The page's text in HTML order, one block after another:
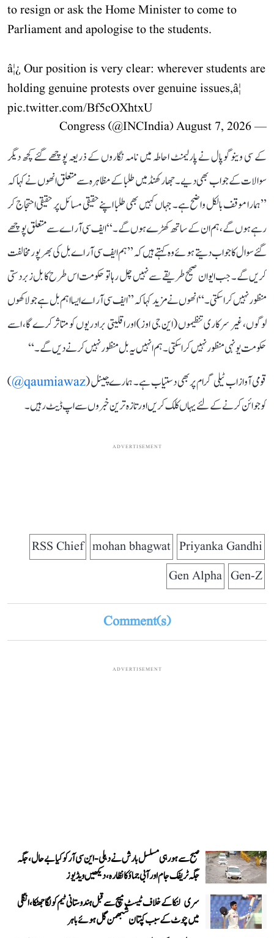
to resign or ask the Home Minister to come to
Parliament and apologise to the students.
â¦¿ Our position is very clear: wherever students are
holding genuine protests over genuine issues,â¦
pic.twitter.com/Bf5cOXhtxU
— Congress (@INCIndia)
August 7, 2026
کے سی وینوگوپال نے پارلیمنٹ احاطہ میں نامہ نگاروں کے ذریعہ پوچھے گئے کچھ دیگر
سوالات کے جواب بھی دیے۔ جھارکھنڈ میں طلبا کے مظاہرہ سے متعلق انھوں نے کہا کہ
’’ہمارا موقف بالکل واضح ہے۔ جہاں کہیں بھی طلبا اپنے حقیقی مسائل پر حقیقی احتجاج کر
رہے ہوں گے، ہم ان کے ساتھ کھڑے ہوں گے۔‘‘ ایف سی آر اے سے متعلق پوچھے
گئے سوال کا جواب دیتے ہوئے وہ کہتے ہیں کہ ’’ہم ایف سی آر اے بل کی بھرپور مخالفت
کریں گے۔ جب ایوان صحیح طریقے سے نہیں چل رہا تو حکومت اس طرح کا بل زبردستی
منظور نہیں کرا سکتی۔‘‘ انھوں نے مزید کہا کہ ’’ایف سی آر اے ایسا اہم بل ہے جو لاکھوں
لوگوں، غیر سرکاری تنظیموں (این جی اوز) اور اقلیتی برادریوں کو متاثر کرے گا، اسے
حکومت یونہی منظور نہیں کرا سکتی۔ ہم انہیں یہ بل منظور نہیں کرنے دیں گے۔‘‘
قومی آواز اب ٹیلی گرام پر بھی دستیاب ہے۔ ہمارے چینل (qaumiawaz@
)
کو جوائن کرنے کے لئے یہاں کلک کریں اور تازہ ترین خبروں سے اپ ڈیٹ رہیں۔
ADVERTISEMENT
Priyanka Gandhi
mohan bhagwat
RSS Chief
Gen-Z
Gen Alpha
Comment(s)
ADVERTISEMENT
صبح سے ہو رہی مسلسل بارش نے دہلی-این سی آر کو کیا بے حال، جگہ
جگہ ٹریفک جام اور آبی جماؤ کا نظارہ، دیکھیں ویڈیوز
سری لنکا کے خلاف ٹیسٹ میچ سے قبل ہندوستانی ٹیم کو لگا جھٹکا، انگلی
میں چوٹ کے سبب کپتان شبھمن گل ہوئے باہر